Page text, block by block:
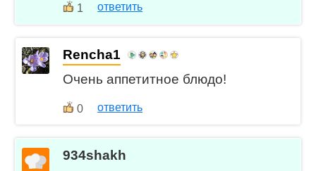
1 ответить
Rencha1
Очень аппетитное блюдо!
0 ответить
934shakh